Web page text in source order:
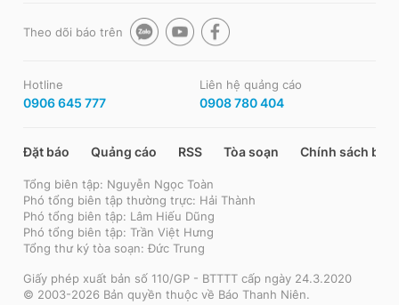
Theo dõi báo trên
Hotline
0906 645 777
Liên hệ quảng cáo
0908 780 404
Đặt báo Quảng cáo RSS Tòa soạn Chính sách bảo
Tổng biên tập: Nguyễn Ngọc Toàn
Phó tổng biên tập thường trực: Hải Thành
Phó tổng biên tập: Lâm Hiếu Dũng
Phó tổng biên tập: Trần Việt Hưng
Tổng thư ký tòa soạn: Đức Trung
Giấy phép xuất bản số 110/GP - BTTTT cấp ngày 24.3.2020
© 2003-2026 Bản quyền thuộc về Báo Thanh Niên.